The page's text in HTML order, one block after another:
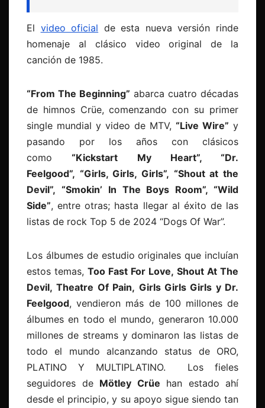
El video oficial de esta nueva versión rinde
homenaje al clásico video original de la
canción de 1985.
“From The Beginning” abarca cuatro décadas
de himnos Crüe, comenzando con su primer
single mundial y video de MTV, “Live Wire” y
pasando por los años con clásicos
como“Kickstart My Heart”, “Dr.
Feelgood”, “Girls, Girls, Girls”, “Shout at the
Devil”, “Smokin’ In The Boys Room”, “Wild
Side”, entre otras; hasta llegar al éxito de las
listas de rock Top 5 de 2024 “Dogs Of War”.
Los álbumes de estudio originales que incluían
estos temas, Too Fast For Love, Shout At The
Devil, Theatre Of Pain, Girls Girls Girls y Dr.
Feelgood, vendieron más de 100 millones de
álbumes en todo el mundo, generaron 10.000
millones de streams y dominaron las listas de
todo el mundo alcanzando status de ORO,
PLATINO Y MULTIPLATINO. Los fieles
seguidores de Mötley Crüe han estado ahí
desde el principio, y su apoyo sigue siendo tan